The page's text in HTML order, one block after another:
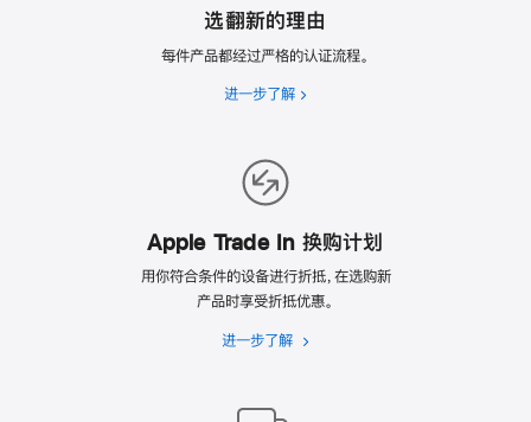
to
go
the
选翻新的理由
每件产品都经过严格的认证流程。
进一步了解 选
Apple Trade In 换购计划
用你符合条件的设备进行折抵，在选购新
产品时享受折抵优惠。
进一步了解
Apple